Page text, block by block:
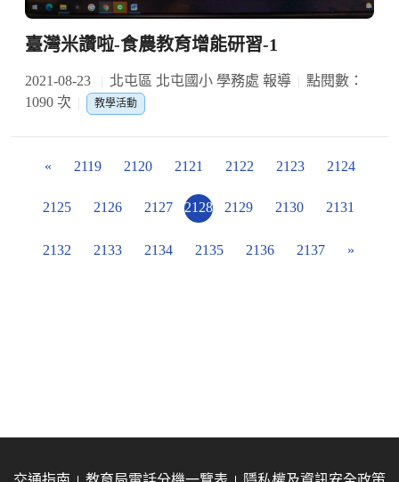
臺灣米讚啦-食農教育增能研習-1
2021-08-23 北屯區 北屯國小 學務處 報導
點閱數：
1090 次
教學活動
« 2119 2120 2121 2122 2123 2124
2125 2126 2127 2128 2129 2130 2131
2132 2133 2134 2135 2136 2137 »